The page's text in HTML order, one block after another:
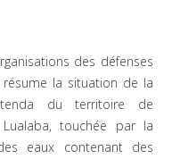
des défenses
résume la situation de la
du territoire de
touchée par la
eaux contenant des